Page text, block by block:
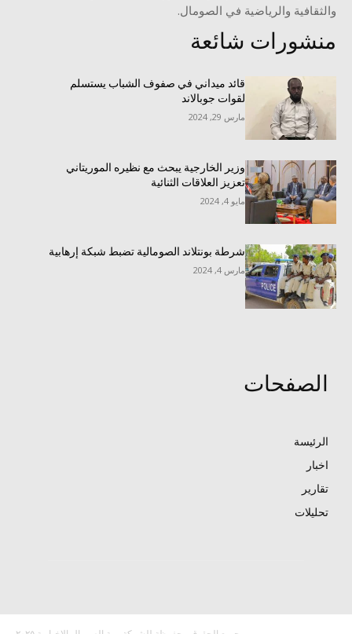
والثقافية والرياضية في الصومال.
منشورات شائعة
قائد ميداني في صفوف الشباب يستسلم
لقوات جوبالاند
مارس 29, 2024
وزير الخارجية يبحث مع نظيره الموريتاني
تعزيز العلاقات الثنائية
مايو 4, 2024
شرطة بونتلاند الصومالية تضبط شبكة إرهابية
مارس 4, 2024
الصفحات
الرئيسة
اخبار
تقارير
تحليلات